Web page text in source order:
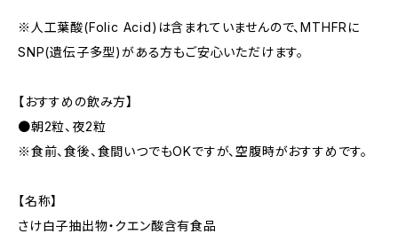
※人工葉酸(Folic Acid)は含まれていませんので、MTHFRに
SNP(遺伝子多型)がある方もご安心いただけます。
【おすすめの飲み方】
●朝2粒、夜2粒
※食前、食後、食間いつでもOKですが、空腹時がおすすめです。
【名称】
さけ白子抽出物・クエン酸含有食品